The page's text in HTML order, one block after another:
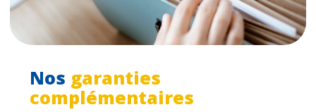
Nos garanties
complémentaires